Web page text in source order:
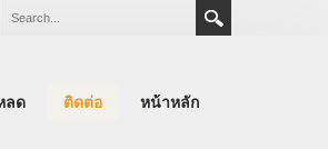
ลด ติดต่อ หน้าหลัก